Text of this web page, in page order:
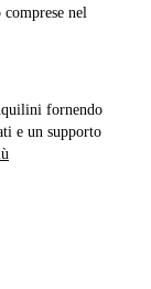
nel
fornendo
e un supporto